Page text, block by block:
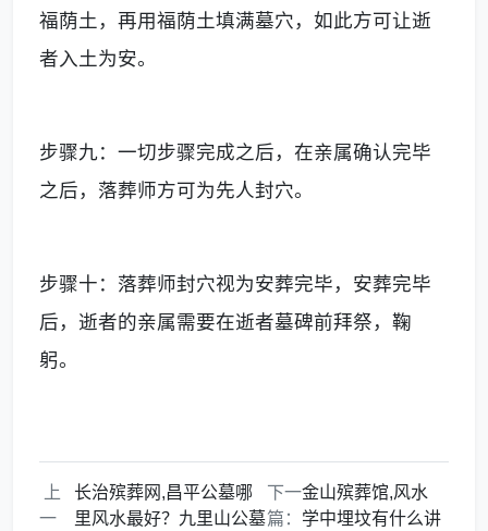
福荫土，再用福荫土填满墓穴，如此方可让逝
者入土为安。
步骤九：一切步骤完成之后，在亲属确认完毕
之后，落葬师方可为先人封穴。
步骤十：落葬师封穴视为安葬完毕，安葬完毕
后，逝者的亲属需要在逝者墓碑前拜祭，鞠
躬。
上
一
长治殡葬网,昌平公墓哪
里风水最好？九里山公墓
下一
篇：
金山殡葬馆,风水
学中埋坟有什么讲